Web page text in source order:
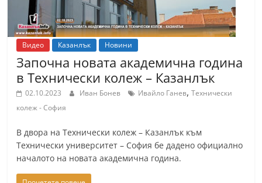
a
z
a
n
l
.
i
Видео Казанлък Новини
Започна новата академична година
в Технически колеж – Казанлък
02.10.2023 Иван Бонев Ивайло Ганев,Технически
колеж - София
В двора на Технически колеж – Казанлък към
Технически университет – София бе дадено официално
началото на новата академична година.